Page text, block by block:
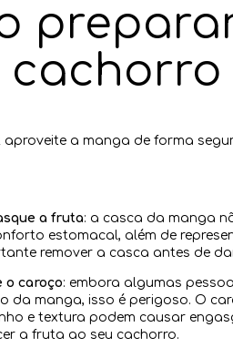
cachorro
aproveite a manga de forma
a fruta: a casca da manga
estomacal, além de
remover a casca antes de
o caroço: embora algumas
da manga, isso é perigoso. O
e textura podem causar
a fruta ao seu cachorro.